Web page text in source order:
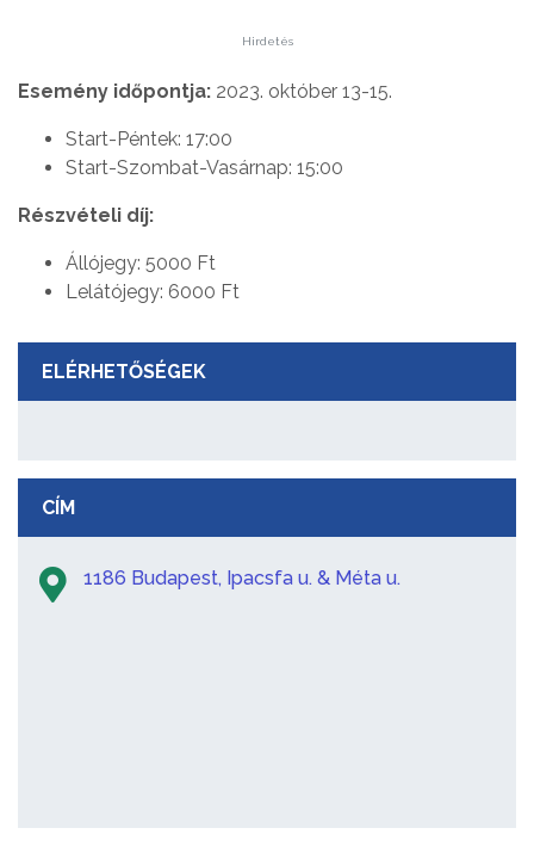
Hirdetés
Esemény időpontja: 2023. október 13-15.
Start-Péntek: 17:00
Start-Szombat-Vasárnap: 15:00
Részvételi díj:
Állójegy: 5000 Ft
Lelátójegy: 6000 Ft
ELÉRHETŐSÉGEK
CÍM
1186 Budapest, Ipacsfa u. & Méta u.